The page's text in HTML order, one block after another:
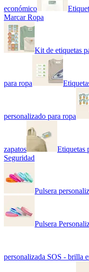
económico
Marcar Ropa
Kit de etiquetas
para ropa
personalizado para ropa
zapatos
Etiquetas
Seguridad
Pulsera
Pulsera
personalizada SOS - brilla